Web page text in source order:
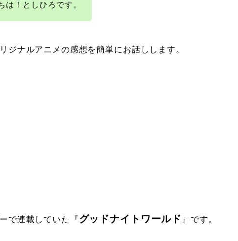
は！としひろです。
ジナルアニメの感想を簡単にお話しします。
で連載していた『グッドナイトワールド 』です。